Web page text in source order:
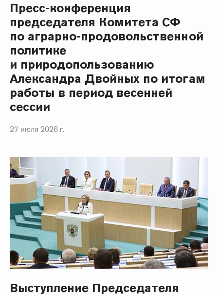
Пресс-конференция
председателя Комитета СФ
по аграрно-продовольственной
политике
и природопользованию
Александра Двойных по итогам
работы в период весенней
сессии
27 июля 2026 г.
Выступление Председателя